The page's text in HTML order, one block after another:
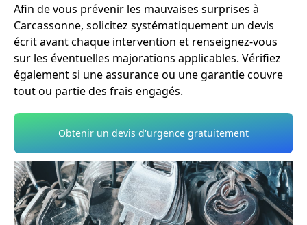
Afin de vous prévenir les mauvaises surprises à
Carcassonne, solicitez systématiquement un devis
écrit avant chaque intervention et renseignez-vous
sur les éventuelles majorations applicables. Vérifiez
également si une assurance ou une garantie couvre
tout ou partie des frais engagés.
Obtenir un devis d'urgence gratuitement